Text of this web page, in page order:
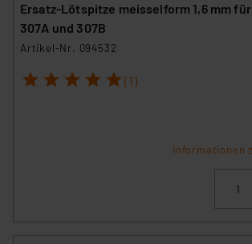
Ersatz-Lötspitze meisselform 1,6 mm
307A und 307B
Artikel-Nr. 094532
1 2 3 4 5 (1)
Informationen